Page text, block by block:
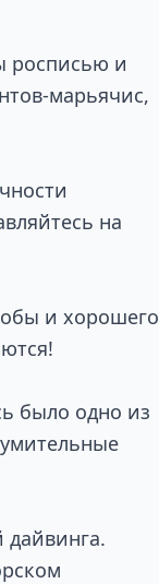
росписью и
марьячис,
на
и хорошего
было одно из